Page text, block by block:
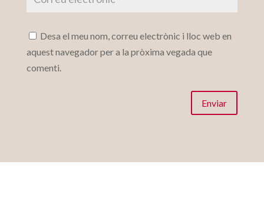
Desa el meu nom, correu electrònic i lloc web en
aquest navegador per a la pròxima vegada que
comenti.
Enviar